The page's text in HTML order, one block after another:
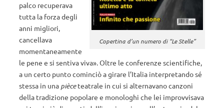
Copertina d’un numero di “Le Stelle”
palco recuperava
tutta la forza degli
anni migliori,
cancellava
momentaneamente
le pene e si sentiva viva». Oltre le conferenze scientifiche,
a un certo punto cominciò a girare l’Italia interpretando sé
stessa in una pièceteatrale in cui si alternavano canzoni
della tradizione popolare e monologhi che lei improvvisava